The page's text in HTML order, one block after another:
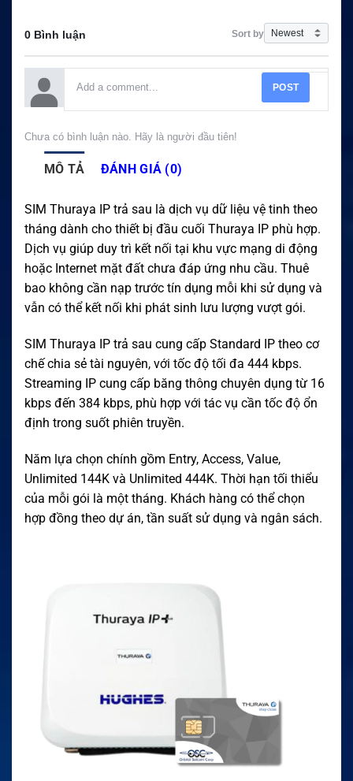
0 Bình luận Sort by
POST
Chưa có bình luận nào. Hãy là người đầu tiên!
MÔ TẢ ĐÁNH GIÁ (0)
SIM Thuraya IP trả sau là dịch vụ dữ liệu vệ tinh theo
tháng dành cho thiết bị đầu cuối Thuraya IP phù hợp.
Dịch vụ giúp duy trì kết nối tại khu vực mạng di động
hoặc Internet mặt đất chưa đáp ứng nhu cầu. Thuê
bao không cần nạp trước tín dụng mỗi khi sử dụng và
vẫn có thể kết nối khi phát sinh lưu lượng vượt gói.
SIM Thuraya IP trả sau cung cấp Standard IP theo cơ
chế chia sẻ tài nguyên, với tốc độ tối đa 444 kbps.
Streaming IP cung cấp băng thông chuyên dụng từ 16
kbps đến 384 kbps, phù hợp với tác vụ cần tốc độ ổn
định trong suốt phiên truyền.
Năm lựa chọn chính gồm Entry, Access, Value,
Unlimited 144K và Unlimited 444K. Thời hạn tối thiểu
của mỗi gói là một tháng. Khách hàng có thể chọn
hợp đồng theo dự án, tần suất sử dụng và ngân sách.